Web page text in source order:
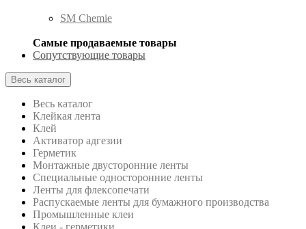
SM Chemie
Самые продаваемые товары
Сопутствующие товары
Весь каталог
Весь каталог
Клейкая лента
Клей
Активатор адгезии
Герметик
Монтажные двусторонние ленты
Специальные односторонние ленты
Ленты для флексопечати
Распускаемые ленты для бумажного производства
Промышленные клеи
Клеи - герметики